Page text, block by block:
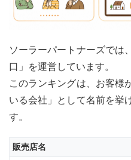
価格
2.1
【埼
玉
県】
って
ソーラーパートナーズでは
口」を運営しています。
このランキングは、お客様
いる会社」として名前を挙
す。
販売店名